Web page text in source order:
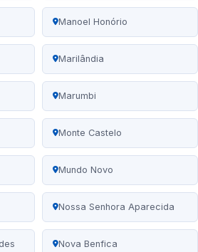
Manoel Honório
Marilândia
Marumbi
Monte Castelo
Mundo Novo
Nossa Senhora Aparecida
Nova Benfica